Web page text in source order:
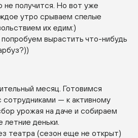
не получится. Но вот уже
утро срываем спелые
их едим:)
вырастить что-нибудь
месяц. Готовимся
сотрудниками — к активному
урожая на даче и собираем
деньки.
театра (сезон еще не открыт)